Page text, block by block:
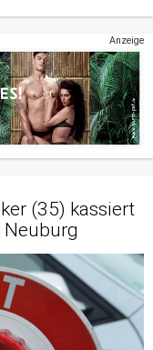
Anzeige
(35) kassiert